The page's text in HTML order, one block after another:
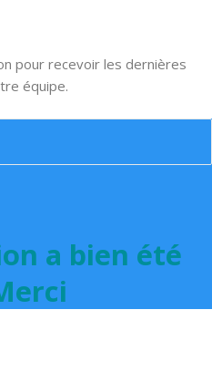
pour recevoir les dernières
équipe.
a bien été